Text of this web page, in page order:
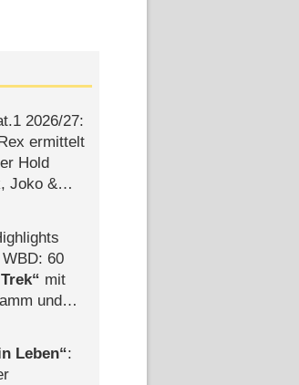
2026/​27:
ermittelt
Hold
Joko &
60
mit
und
Leben :